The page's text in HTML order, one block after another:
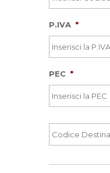
P.IVA *
PEC *
Destinatario